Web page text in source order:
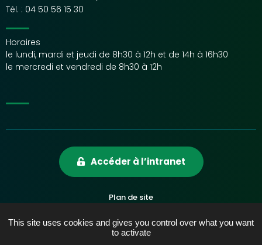
Tél. : 04 50 56 15 30
Horaires
le lundi, mardi et jeudi de 8h30 à 12h et de 14h à 16h30
le mercredi et vendredi de 8h30 à 12h
Accéder à l’intranet
Plan de site
Accessibilité
This site uses cookies and gives you control over what you want
to activate